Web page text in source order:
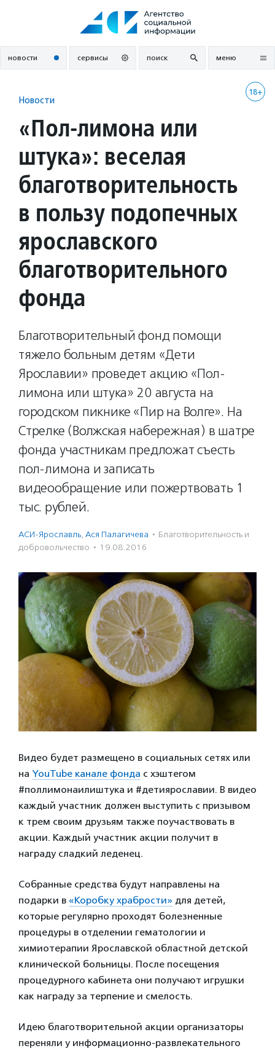
новости сервисы поиск меню
18+
Новости
«Пол-лимона или
штука»: веселая
благотворительность
в пользу подопечных
ярославского
благотворительного
фонда
Благотворительный фонд помощи
тяжело больным детям «Дети
Ярославии» проведет акцию «Пол-
лимона или штука» 20 августа на
городском пикнике «Пир на Волге». На
Стрелке (Волжская набережная) в шатре
фонда участникам предложат съесть
пол-лимона и записать
видеообращение или пожертвовать 1
тыс. рублей.
АСИ-Ярославль, Ася Палагичева · Благотвори­тель­ность и
доброволь­чест­во · 19.08.2016
Видео будет размещено в социальных сетях или
на YouTube канале фонда с хэштегом
#поллимонаилиштука и #детиярославии. В видео
каждый участник должен выступить с призывом
к трем своим друзьям также поучаствовать в
акции. Каждый участник акции получит в
награду сладкий леденец.
Собранные средства будут направлены на
подарки в «Коробку храбрости» для детей,
которые регулярно проходят болезненные
процедуры в отделении гематологии и
химиотерапии Ярославской областной детской
клинической больницы. После посещения
процедурного кабинета они получают игрушки
как награду за терпение и смелость.
Идею благотворительной акции организаторы
переняли у информационно-развлекательного